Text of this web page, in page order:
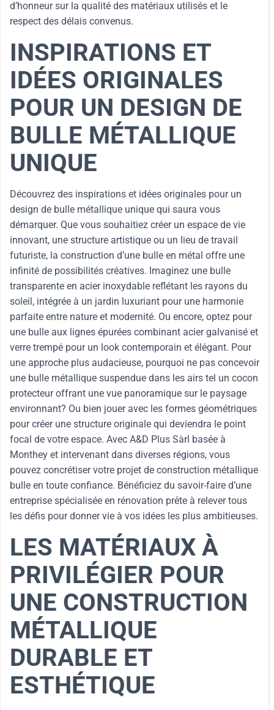
d’honneur sur la qualité des matériaux utilisés et le
respect des délais convenus.
INSPIRATIONS ET
IDÉES ORIGINALES
POUR UN DESIGN DE
BULLE MÉTALLIQUE
UNIQUE
Découvrez des inspirations et idées originales pour un
design de bulle métallique unique qui saura vous
démarquer. Que vous souhaitiez créer un espace de vie
innovant, une structure artistique ou un lieu de travail
futuriste, la construction d’une bulle en métal offre une
infinité de possibilités créatives. Imaginez une bulle
transparente en acier inoxydable reflétant les rayons du
soleil, intégrée à un jardin luxuriant pour une harmonie
parfaite entre nature et modernité. Ou encore, optez pour
une bulle aux lignes épurées combinant acier galvanisé et
verre trempé pour un look contemporain et élégant. Pour
une approche plus audacieuse, pourquoi ne pas concevoir
une bulle métallique suspendue dans les airs tel un cocon
protecteur offrant une vue panoramique sur le paysage
environnant? Ou bien jouer avec les formes géométriques
pour créer une structure originale qui deviendra le point
focal de votre espace. Avec A&D Plus Sàrl basée à
Monthey et intervenant dans diverses régions, vous
pouvez concrétiser votre projet de construction métallique
bulle en toute confiance. Bénéficiez du savoir-faire d’une
entreprise spécialisée en rénovation prête à relever tous
les défis pour donner vie à vos idées les plus ambitieuses.
LES MATÉRIAUX À
PRIVILÉGIER POUR
UNE CONSTRUCTION
MÉTALLIQUE
DURABLE ET
ESTHÉTIQUE